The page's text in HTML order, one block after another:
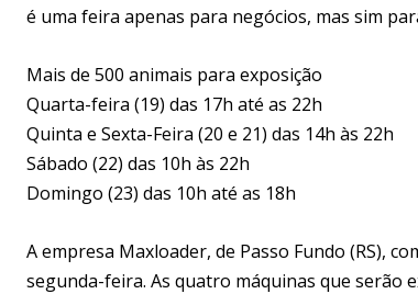
é uma feira apenas para negócios, mas sim
Mais de 500 animais para exposição
Quarta-feira (19) das 17h até as 22h
Quinta e Sexta-Feira (20 e 21) das 14h às 22h
Sábado (22) das 10h às 22h
Domingo (23) das 10h até as 18h
A empresa Maxloader, de Passo Fundo (RS),
segunda-feira. As quatro máquinas que serão